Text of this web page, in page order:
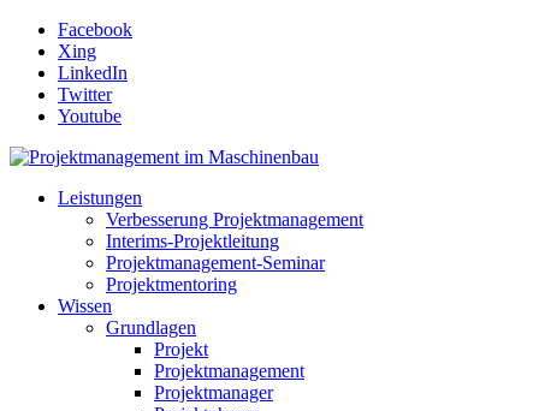
Facebook
Xing
LinkedIn
Twitter
Youtube
Leistungen
Verbesserung Projektmanagement
Interims-Projektleitung
Projektmanagement-Seminar
Projektmentoring
Wissen
Grundlagen
Projekt
Projektmanagement
Projektmanager